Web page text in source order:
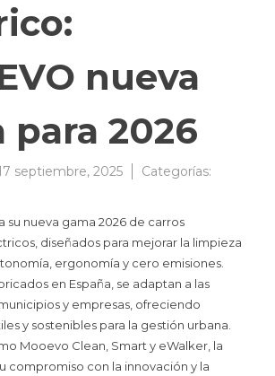
nueva
para 2026
septiembre, 2025
Categorías:
su nueva gama 2026 de carros
diseñados para mejorar la limpieza
ergonomía y cero emisiones.
en España, se adaptan a las
y empresas, ofreciendo
y sostenibles para la gestión urbana.
Mooevo Clean, Smart y eWalker, la
compromiso con la innovación y la